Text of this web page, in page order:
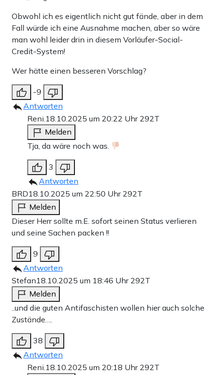
Obwohl ich es eigentlich nicht gut fände, aber in dem
Fall würde ich eine Ausnahme machen, aber so wäre
man wohl leider drin in diesem Vorläufer-Social-
Credit-System!
Wer hätte einen besseren Vorschlag?
-9
Antworten
Reni.18.10.2025 um 20:22 Uhr 292T
Melden
Tja, da wäre noch was.
3
Antworten
BRD18.10.2025 um 22:50 Uhr 292T
Melden
Dieser Herr sollte m.E. sofort seinen Status verlieren
und seine Sachen packen !!
9
Antworten
Stefan18.10.2025 um 18:46 Uhr 292T
Melden
..und die guten Antifaschisten wollen hier auch solche
Zustände….
38
Antworten
Reni.18.10.2025 um 20:18 Uhr 292T